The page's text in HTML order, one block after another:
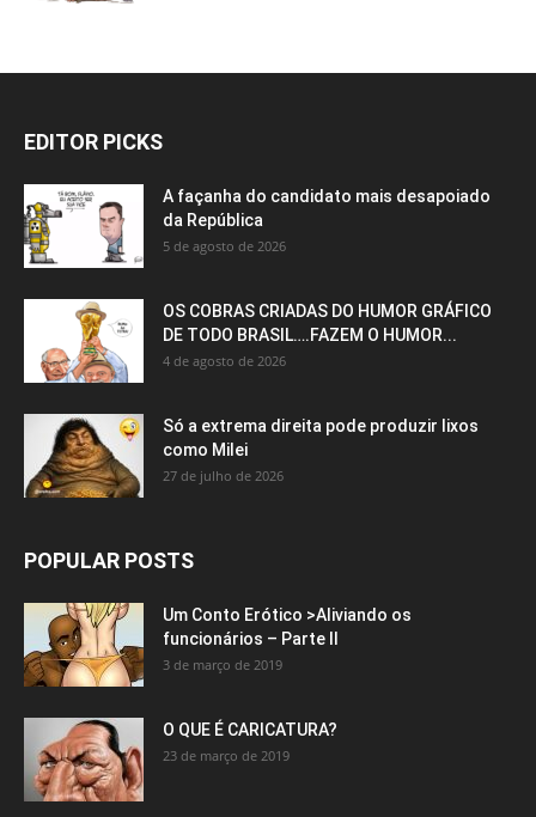
EDITOR PICKS
A façanha do candidato mais desapoiado
da República
5 de agosto de 2026
OS COBRAS CRIADAS DO HUMOR GRÁFICO
DE TODO BRASIL….FAZEM O HUMOR...
4 de agosto de 2026
Só a extrema direita pode produzir lixos
como Milei
27 de julho de 2026
POPULAR POSTS
Um Conto Erótico >Aliviando os
funcionários – Parte II
3 de março de 2019
O QUE É CARICATURA?
23 de março de 2019